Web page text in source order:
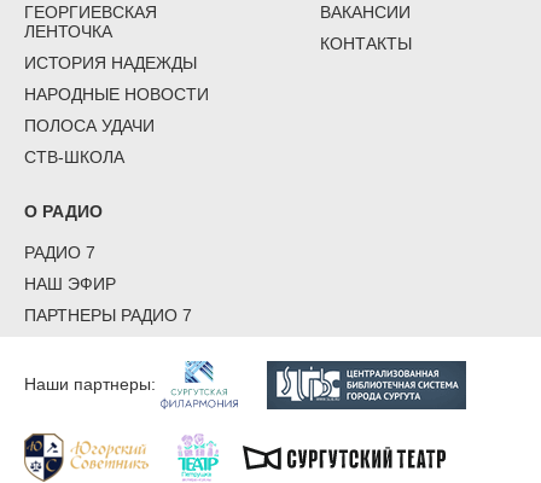
ГЕОРГИЕВСКАЯ
ЛЕНТОЧКА
ИСТОРИЯ НАДЕЖДЫ
НАРОДНЫЕ НОВОСТИ
ПОЛОСА УДАЧИ
СТВ-ШКОЛА
ВАКАНСИИ
КОНТАКТЫ
О РАДИО
РАДИО 7
НАШ ЭФИР
ПАРТНЕРЫ РАДИО 7
Наши партнеры: